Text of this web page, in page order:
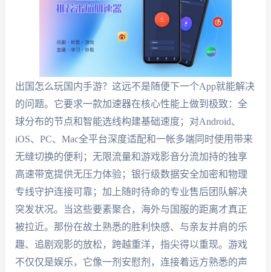
出国怎么玩国内手游？这远不是随便下一个App就能解决
的问题。它要求一款加速器在核心性能上做到极致：全
球分布的节点和智能选线构建基础速度；对Android、
iOS、PC、Mac全平台深度适配和一帐多端同时使用带来
无缝切换的便利；无限流量和游戏影音分流加持的独享
高速带宽提供无压力体验；银行级数据安全加密和物理
专线守护连接可靠；加上随时待命的专业售后团队解决
突发状况。当这些要素聚合，海外与国服的距离才真正
被拉近。那份在故土熟悉的胜利快感、与亲友并肩的乐
趣、追剧观影的放松，跨越重洋，指尖得以重现。游戏
不仅仅是娱乐，它像一剂安慰剂，连接着远方熟悉的声